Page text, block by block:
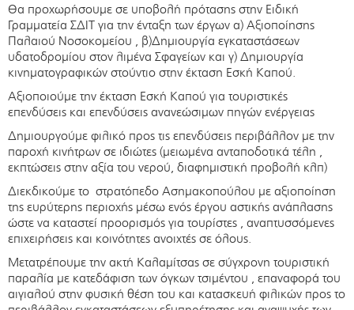
Θα προχωρήσουμε σε υποβολή πρότασης στην Ειδική
Γραμματεία ΣΔΙΤ για την ένταξη των έργων α) Αξιοποίησης
Παλαιού Νοσοκομείου , β)Δημιουργία εγκαταστάσεων
υδατοδρομίου στον λιμένα Σφαγείων και γ) Δημιουργία
κινηματογραφικών στούντιο στην έκταση Εσκή Καπού.
Αξιοποιούμε την έκταση Εσκή Καπού για τουριστικές
επενδύσεις και επενδύσεις ανανεώσιμων πηγών ενέργειας
Δημιουργούμε φιλικό προς τις επενδύσεις περιβάλλον με την
παροχή κινήτρων σε ιδιώτες (μειωμένα ανταποδοτικά τέλη ,
εκπτώσεις στην αξία του νερού, διαφημιστική προβολή κλπ)
Διεκδικούμε το στρατόπεδο Ασημακοπούλου με αξιοποίηση
της ευρύτερης περιοχής μέσω ενός έργου αστικής ανάπλασης
ώστε να καταστεί προορισμός για τουρίστες , αναπτυσσόμενες
επιχειρήσεις και κοινότητες ανοιχτές σε όλους.
Μετατρέπουμε την ακτή Καλαμίτσας σε σύγχρονη τουριστική
παραλία με κατεδάφιση των όγκων τσιμέντου , επαναφορά του
αιγιαλού στην φυσική θέση του και κατασκευή φιλικών προς το